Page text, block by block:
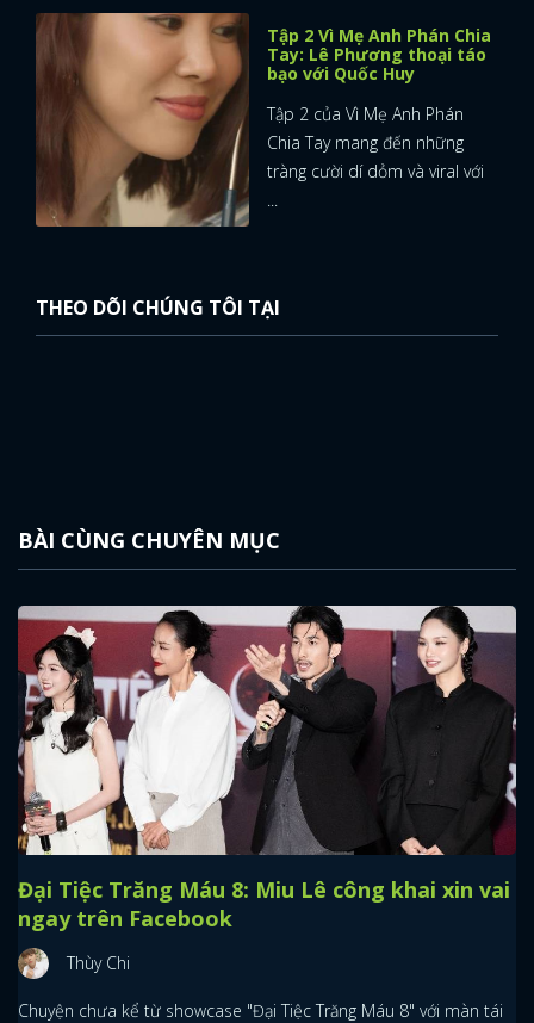
Tập 2 Vì Mẹ Anh Phán Chia
Tay: Lê Phương thoại táo
bạo với Quốc Huy
Tập 2 của Vì Mẹ Anh Phán
Chia Tay mang đến những
tràng cười dí dỏm và viral với
...
THEO DÕI CHÚNG TÔI TẠI
BÀI CÙNG CHUYÊN MỤC
Đại Tiệc Trăng Máu 8: Miu Lê công khai xin vai
ngay trên Facebook
Thùy Chi
Chuyện chưa kể từ showcase "Đại Tiệc Trăng Máu 8" với màn tái